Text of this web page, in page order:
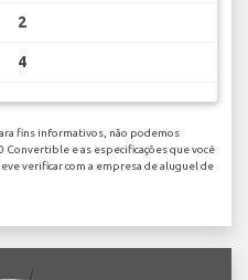
2
4
fins informativos, não podemos
e as especificações que você
verificar com a empresa de aluguel de